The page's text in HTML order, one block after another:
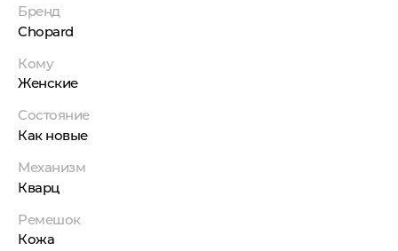
Бренд
Chopard
Кому
Женские
Состояние
Как новые
Механизм
Кварц
Ремешок
Кожа